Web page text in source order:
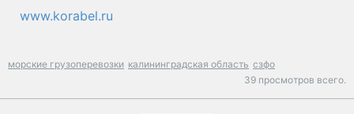
www.korabel.ru
морские грузоперевозки калининградская область сзфо
39 просмотров всего.